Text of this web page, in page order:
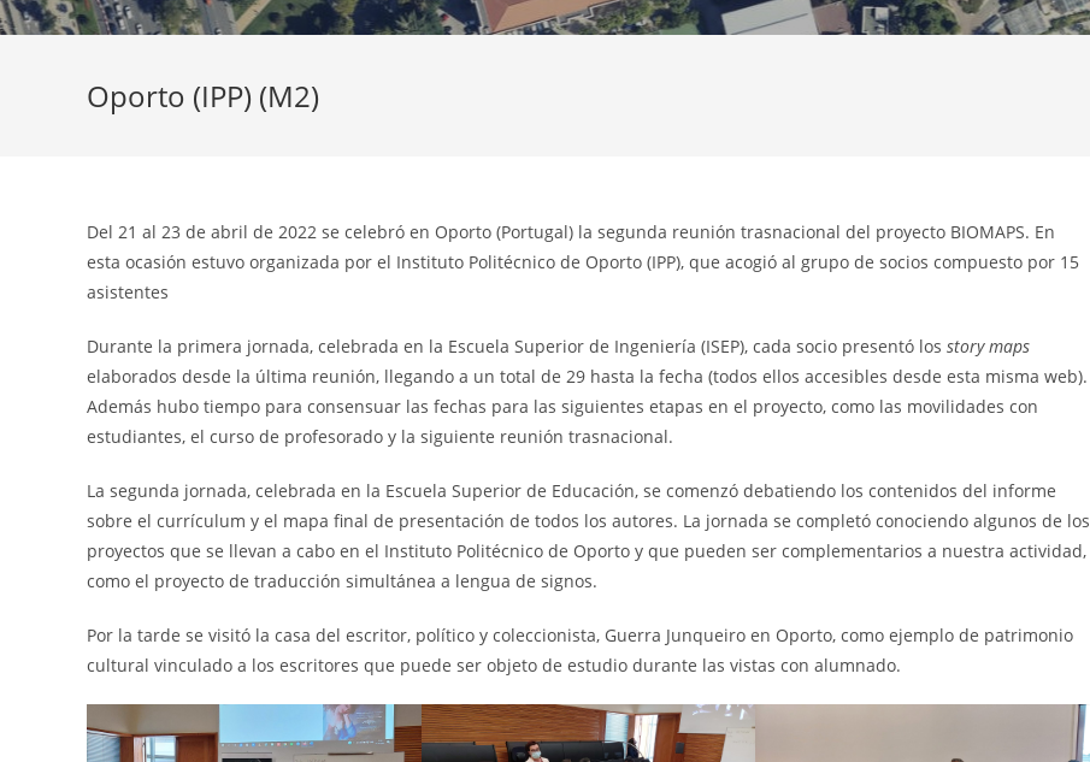
Oporto (IPP) (M2)
Del 21 al 23 de abril de 2022 se celebró en Oporto (Portugal) la segunda reunión trasnacional del proyecto BIOMAPS. En
esta ocasión estuvo organizada por el Instituto Politécnico de Oporto (IPP), que acogió al grupo de socios compuesto por 15
asistentes
Durante la primera jornada, celebrada en la Escuela Superior de Ingeniería (ISEP), cada socio presentó los story maps
elaborados desde la última reunión, llegando a un total de 29 hasta la fecha (todos ellos accesibles desde esta misma web).
Además hubo tiempo para consensuar las fechas para las siguientes etapas en el proyecto, como las movilidades con
estudiantes, el curso de profesorado y la siguiente reunión trasnacional.
La segunda jornada, celebrada en la Escuela Superior de Educación, se comenzó debatiendo los contenidos del informe
sobre el currículum y el mapa final de presentación de todos los autores. La jornada se completó conociendo algunos de los
proyectos que se llevan a cabo en el Instituto Politécnico de Oporto y que pueden ser complementarios a nuestra actividad,
como el proyecto de traducción simultánea a lengua de signos.
Por la tarde se visitó la casa del escritor, político y coleccionista, Guerra Junqueiro en Oporto, como ejemplo de patrimonio
cultural vinculado a los escritores que puede ser objeto de estudio durante las vistas con alumnado.